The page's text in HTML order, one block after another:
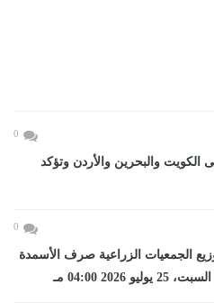
0
الكويت والبحرين والأردن وتؤكد
0
الجمعيات الزراعية صرف الأسمدة
04:00 مـ